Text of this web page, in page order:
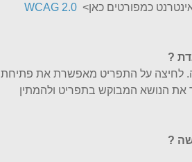
כמפורטים כאן> WCAG 2.0
?
לחיצה על התפריט מאפשרת את פתיחת
את הנושא המבוקש בתפריט ולהמתין
?